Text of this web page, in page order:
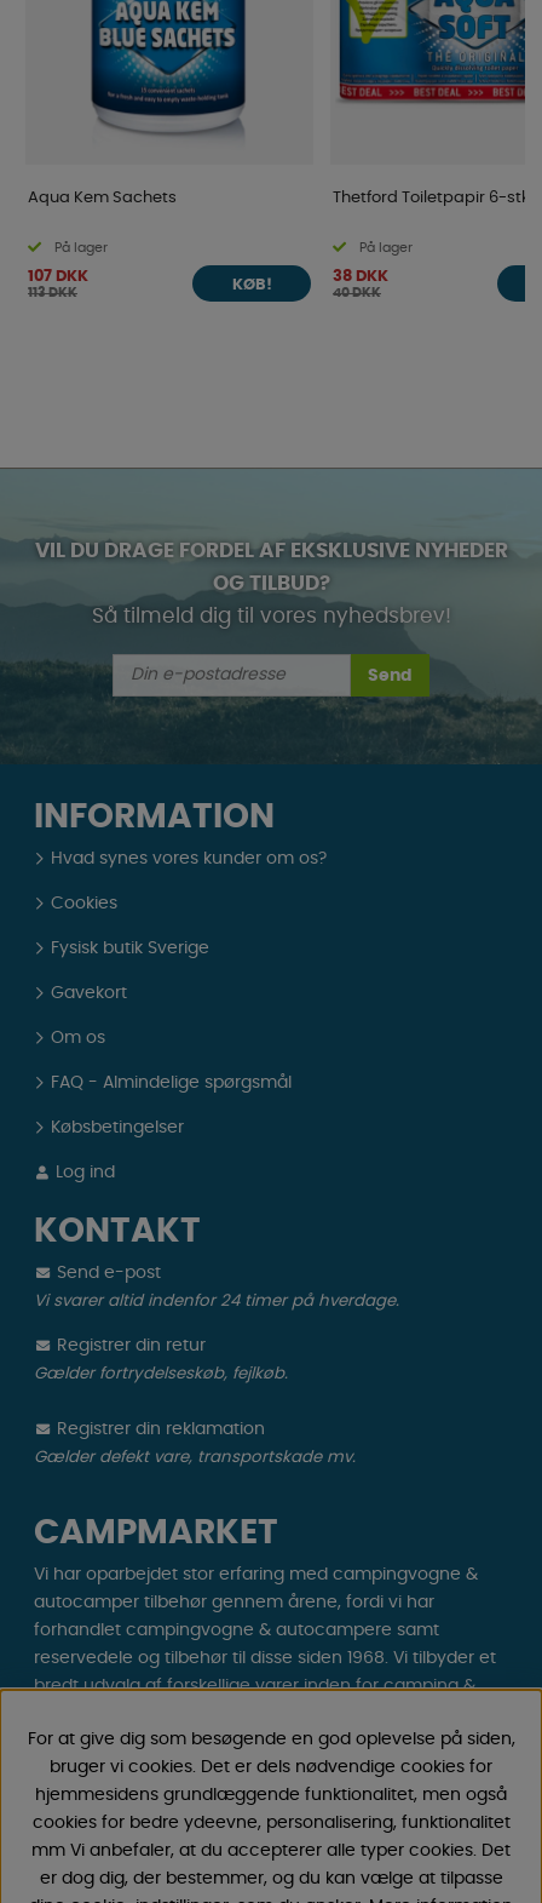
Aqua Kem Sachets
På lager
107 DKK
113 DKK
KØB!
Thetford Toiletpapir 6-stk
På lager
38 DKK
40 DKK
VIL DU DRAGE FORDEL AF EKSKLUSIVE NYHEDER
OG TILBUD?
Så tilmeld dig til vores nyhedsbrev!
Send
INFORMATION
Hvad synes vores kunder om os?
Cookies
Fysisk butik Sverige
Gavekort
Om os
FAQ - Almindelige spørgsmål
Købsbetingelser
Log ind
KONTAKT
Send e-post
Vi svarer altid indenfor 24 timer på hverdage.
Registrer din retur
Gælder fortrydelseskøb, fejlkøb.
Registrer din reklamation
Gælder defekt vare, transportskade mv.
CAMPMARKET
Vi har oparbejdet stor erfaring med campingvogne &
autocamper tilbehør gennem årene, fordi vi har
forhandlet campingvogne & autocampere samt
reservedele og tilbehør til disse siden 1968. Vi tilbyder et
bredt udvalg af forskellige varer inden for camping &
helt sikkert finde noget, du godt kan lide blandt vores
30.000 produkter!
Følg os på Facebook og Instagram for inspiration,
nyheder og eksklusive tilbud. Campinglivet begynder
hos os!
For at give dig som besøgende en god oplevelse på siden,
bruger vi cookies. Det er dels nødvendige cookies for
hjemmesidens grundlæggende funktionalitet, men også
cookies for bedre ydeevne, personalisering, funktionalitet
mm Vi anbefaler, at du accepterer alle typer cookies. Det
er dog dig, der bestemmer, og du kan vælge at tilpasse